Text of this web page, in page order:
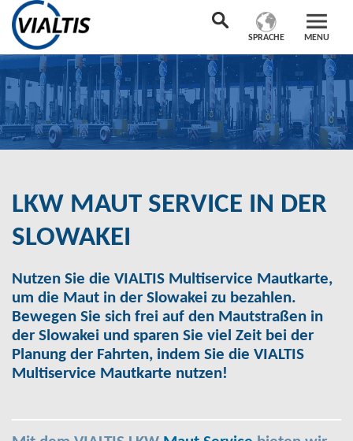
MENU
SPRACHE
LKW MAUT SERVICE IN DER
SLOWAKEI
Nutzen Sie die VIALTIS Multiservice Mautkarte,
um die Maut in der Slowakei zu bezahlen.
Bewegen Sie sich frei auf den Mautstraßen in
der Slowakei und sparen Sie viel Zeit bei der
Planung der Fahrten, indem Sie die VIALTIS
Multiservice Mautkarte nutzen!